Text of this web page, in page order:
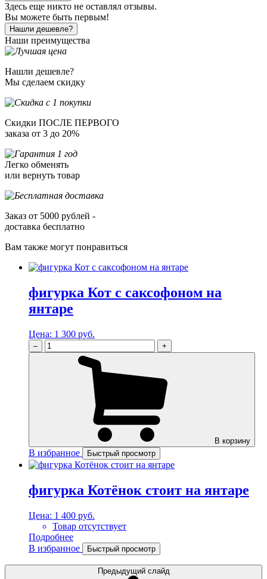
Здесь еще никто не оставлял отзывы.
Вы можете быть первым!
Нашли дешевле?
Наши преимущества
Нашли дешевле?
Мы сделаем скидку
Скидки ПОСЛЕ ПЕРВОГО
заказа от 3 до 20%
Легко обменять
или вернуть товар
Заказ от 5000 рублей -
доставка бесплатно
Вам также могут понравиться
фигурка Кот с саксофоном на
янтаре
Цена: 1 300 руб.
– +
В корзину
В избранное Быстрый просмотр
фигурка Котёнок стоит на янтаре
Цена: 1 400 руб.
Товар отсутствует
Подробнее
В избранное
Быстрый просмотр
Предыдущий слайд